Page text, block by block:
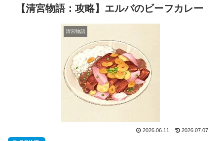
【清宮物語：攻略】エルバのビーフカレー
清宮物語
2026.06.11 2026.07.07